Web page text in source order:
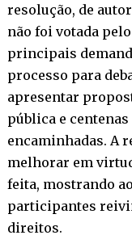
resolução, de
não foi votada
principais
processo para
apresentar
pública e
encaminhadas. A
melhorar em
feita, mostrando
participantes
direitos.